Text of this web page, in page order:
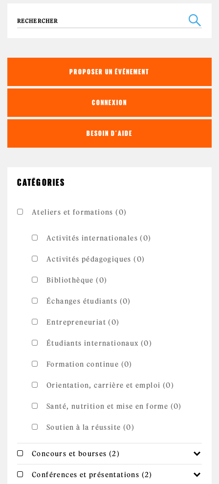
Recherche
PROPOSER UN ÉVÉNEMENT
CONNEXION
BESOIN D'AIDE
CATÉGORIES
Ateliers et formations (0)
Activités internationales (0)
Activités pédagogiques (0)
Bibliothèque (0)
Échanges étudiants (0)
Entrepreneuriat (0)
Étudiants internationaux (0)
Formation continue (0)
Orientation, carrière et emploi (0)
Santé, nutrition et mise en forme (0)
Soutien à la réussite (0)
Apply Concours et bourses filter
Concours et bourses (2)
Apply Conférences et présentations filter
Conférences et présentations (2)
Conférences